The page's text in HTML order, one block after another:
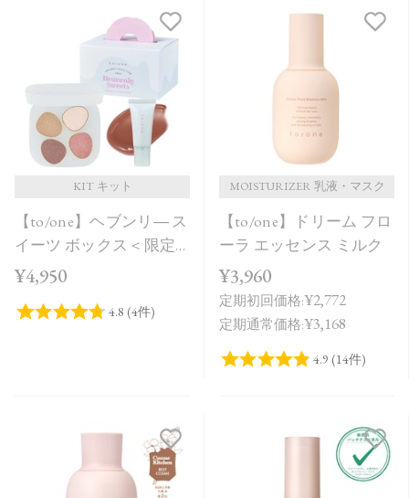
KIT キット
【to/one】ヘブンリ― ス
イーツ ボックス＜限定
品全3種＞＜Holiday
¥4,950
MOISTURIZER 乳液・マスク
【to/one】ドリーム フロ
ーラ エッセンス ミルク
¥3,960
定期初回価格:¥2,772
定期通常価格:¥3,168